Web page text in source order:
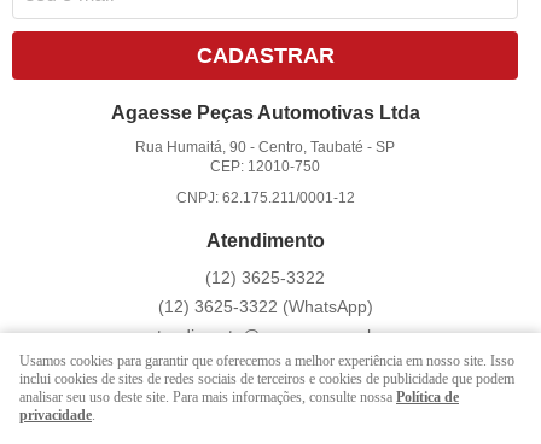
CADASTRAR
Agaesse Peças Automotivas Ltda
Rua Humaitá, 90 -Centro, Taubaté -SP
CEP: 12010-750
CNPJ: 62.175.211/0001-12
Atendimento
(12) 3625-3322
(12) 3625-3322 (WhatsApp)
atendimento@agaesse.com.br
LOJA VIRTUAL CRIADA POR
Usamos cookies para garantir que oferecemos a melhor experiência em nosso site. Isso
inclui cookies de sites de redes sociais de terceiros e cookies de publicidade que podem
analisar seu uso deste site. Para mais informações, consulte nossa Política de
privacidade.